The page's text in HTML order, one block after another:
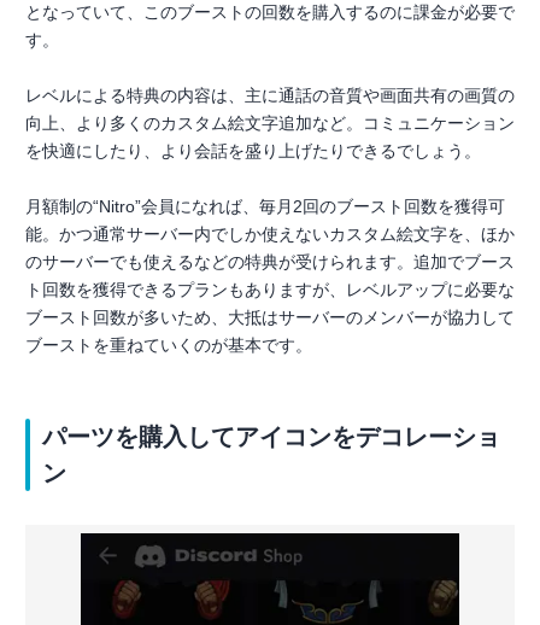
となっていて、このブーストの回数を購入するのに課金が必要で
す。
レベルによる特典の内容は、主に通話の音質や画面共有の画質の
向上、より多くのカスタム絵文字追加など。コミュニケーション
を快適にしたり、より会話を盛り上げたりできるでしょう。
月額制の“Nitro”会員になれば、毎月2回のブースト回数を獲得可
能。かつ通常サーバー内でしか使えないカスタム絵文字を、ほか
のサーバーでも使えるなどの特典が受けられます。追加でブース
ト回数を獲得できるプランもありますが、レベルアップに必要な
ブースト回数が多いため、大抵はサーバーのメンバーが協力して
ブーストを重ねていくのが基本です。
パーツを購入してアイコンをデコレーショ
ン